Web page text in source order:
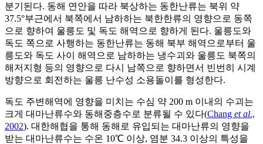
분기된다. 동해 연안을 따라 북상하는 동한난류는 북위 약
37.5°부근에서 북쪽에서 남하하는 북한한류의 영향으로 동쪽
으로 향하여 울릉도 및 독도 해역으로 향하게 된다. 울릉도와
독도 쪽으로 사행하는 동한난류는 동해 북부 해역으로부터 울
릉도와 독도 사이 해역으로 남하하는 냉수괴와 울릉도 북쪽의
해저지형 등의 영향으로 다시 남쪽으로 향하면서 빈번히 시계
방향으로 회전하는 울릉 난수성 소용돌이를 형성한다.
독도 주변해역에 영향을 미치는 수심 약 200 m 이내의 수괴는
크게 대마난류수와 동해중층수로 분류될 수 있다(Chang et al.,
2002). 대한해협을 통해 동해로 유입되는 대마난류의 영향을
받는 대마난류수는 수온 10℃ 이상, 염분 34.3 이상의 특성을